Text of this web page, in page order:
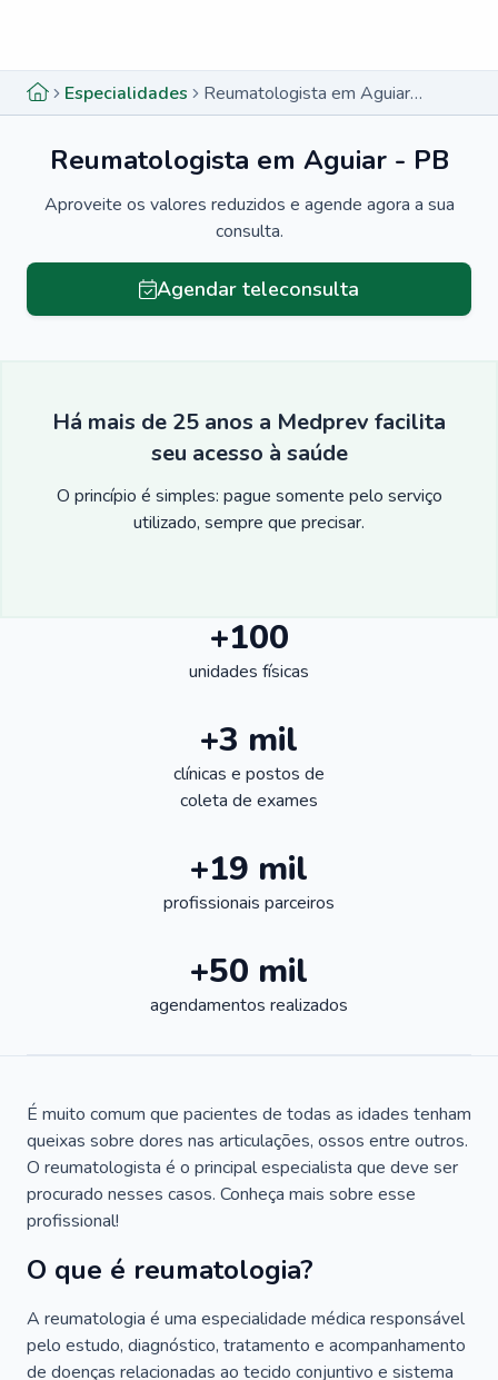
Especialidades Reumatologista em Aguiar - PB
Reumatologista em Aguiar - PB
Aproveite os valores reduzidos e agende agora a sua
consulta.
Agendar teleconsulta
Há mais de 25 anos a Medprev facilita
seu acesso à saúde
O princípio é simples: pague somente pelo serviço
utilizado, sempre que precisar.
+100
unidades físicas
+3 mil
clínicas e postos de
coleta de exames
+19 mil
profissionais parceiros
+50 mil
agendamentos realizados
É muito comum que pacientes de todas as idades tenham
queixas sobre dores nas articulações, ossos entre outros.
O reumatologista é o principal especialista que deve ser
procurado nesses casos. Conheça mais sobre esse
profissional!
O que é reumatologia?
A reumatologia é uma especialidade médica responsável
pelo estudo, diagnóstico, tratamento e acompanhamento
de doenças relacionadas ao tecido conjuntivo e sistema